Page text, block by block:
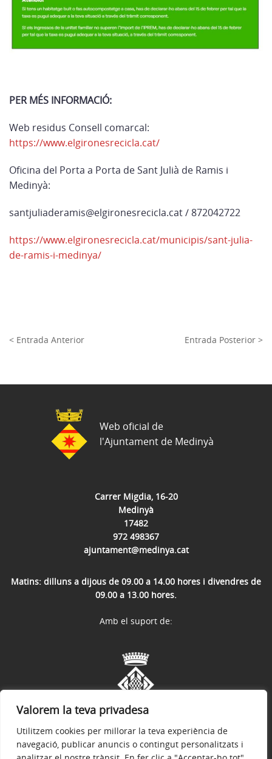
Valorem la teva privadesa
Utilitzem cookies per millorar la teva experiència de
navegació, publicar anuncis o contingut personalitzats i
PER MÉS INFORMACIÓ:
Web residus Consell comarcal:
https://www.elgironesrecicla.cat/
Oficina del Porta a Porta de Sant Julià de Ramis i
Medinyà:
santjuliaderamis@elgironesrecicla.cat / 872042722
https://www.elgironesrecicla.cat/municipis/sant-julia-
de-ramis-i-medinya/
< Entrada Anterior Entrada Posterior >
Carrer Migdia, 16-20
Medinyà
17482
972 498367
ajuntament@medinya.cat
Matins: dilluns a dijous de 09.00 a 14.00 hores i divendres de
09.00 a 13.00 hores.
Web oficial de
l'Ajuntament de Medinyà
Amb el suport de: